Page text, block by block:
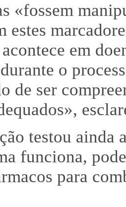
«fossem
estes
em
o
de ser
testou ainda
funciona,
para